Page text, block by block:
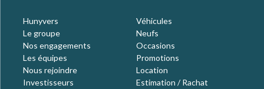
Hunyvers
Le groupe
Nos engagements
Les équipes
Nous rejoindre
Investisseurs
Véhicules
Neufs
Occasions
Promotions
Location
Estimation / Rachat